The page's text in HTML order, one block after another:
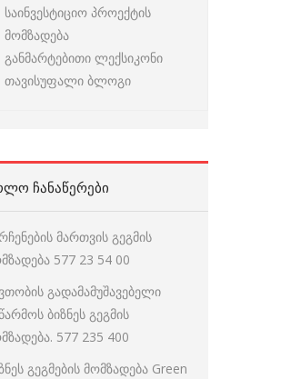
საინვესტიციო პროექტის
მომზადება
განმარტებითი ლექსიკონი
თავისუფალი ბლოგი
ᲩᲐᲜᲐᲬᲔᲠᲔᲑᲘ
მართვის გეგმის
577 23 54 00
გადამამუშავებელი
ბიზნეს გეგმის
577 235 400
გეგმების მომზადება Green